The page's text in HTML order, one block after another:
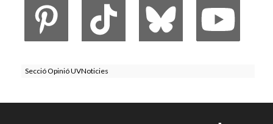
Secció Opinió UVNoticies